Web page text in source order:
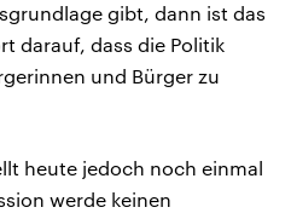
gibt, dann ist das
darauf, dass die Politik
und Bürger zu
heute jedoch noch einmal
werde keinen